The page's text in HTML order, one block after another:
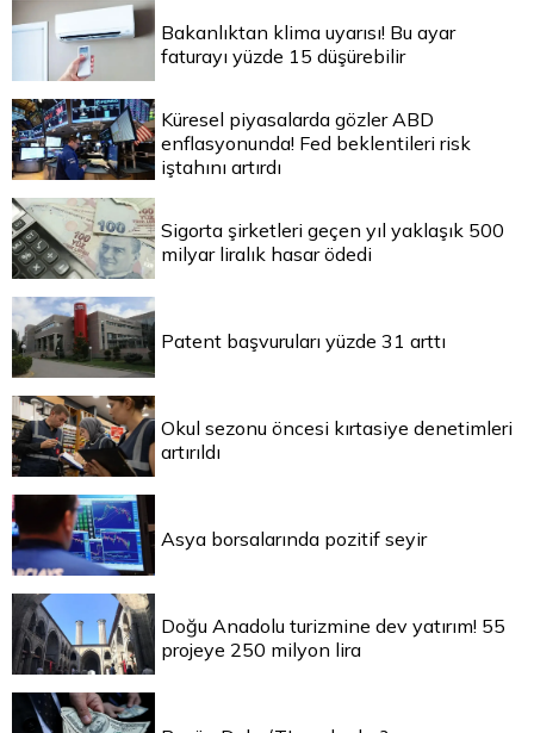
Bakanlıktan klima uyarısı! Bu ayar
faturayı yüzde 15 düşürebilir
Küresel piyasalarda gözler ABD
enflasyonunda! Fed beklentileri risk
iştahını artırdı
Sigorta şirketleri geçen yıl yaklaşık 500
milyar liralık hasar ödedi
Patent başvuruları yüzde 31 arttı
Okul sezonu öncesi kırtasiye denetimleri
artırıldı
Asya borsalarında pozitif seyir
Doğu Anadolu turizmine dev yatırım! 55
projeye 250 milyon lira